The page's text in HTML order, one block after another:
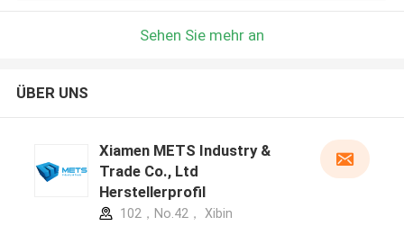
Sehen Sie mehr an
ÜBER UNS
Xiamen METS Industry &
Trade Co., Ltd
Herstellerprofil
102，No.42， Xibin